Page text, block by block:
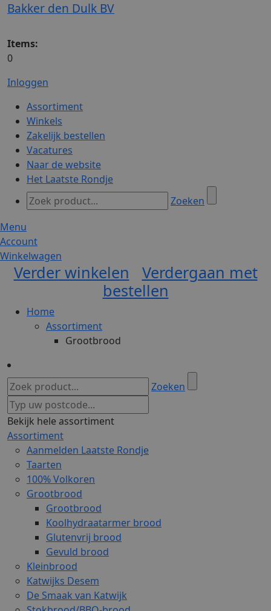
Bakker den Dulk BV
Items:
0
Inloggen
Assortiment
Winkels
Zakelijk bestellen
Vacatures
Naar de website
Het Laatste Rondje
Zoeken
Menu
Account
Winkelwagen
Verder winkelen
Verdergaan met
bestellen
Home
Assortiment
Grootbrood
Zoeken
Bekijk hele assortiment
Assortiment
Aanmelden Laatste Rondje
Taarten
100% Volkoren
Grootbrood
Grootbrood
Koolhydraatarmer brood
Glutenvrij brood
Gevuld brood
Kleinbrood
Katwijks Desem
De Smaak van Katwijk